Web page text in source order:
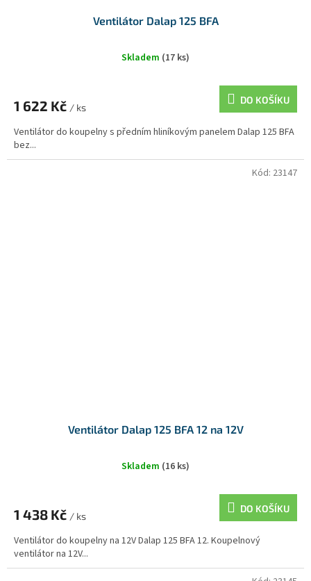
Ventilátor Dalap 125 BFA
Skladem (17 ks)
1 622 Kč / ks
DO KOŠÍKU
Ventilátor do koupelny s předním hliníkovým panelem Dalap 125 BFA
bez...
Ventilátor Dalap 125 BFA 12 na 12V
Skladem (16 ks)
1 438 Kč / ks
DO KOŠÍKU
Ventilátor do koupelny na 12V Dalap 125 BFA 12. Koupelnový
ventilátor na 12V...
Kód: 23147